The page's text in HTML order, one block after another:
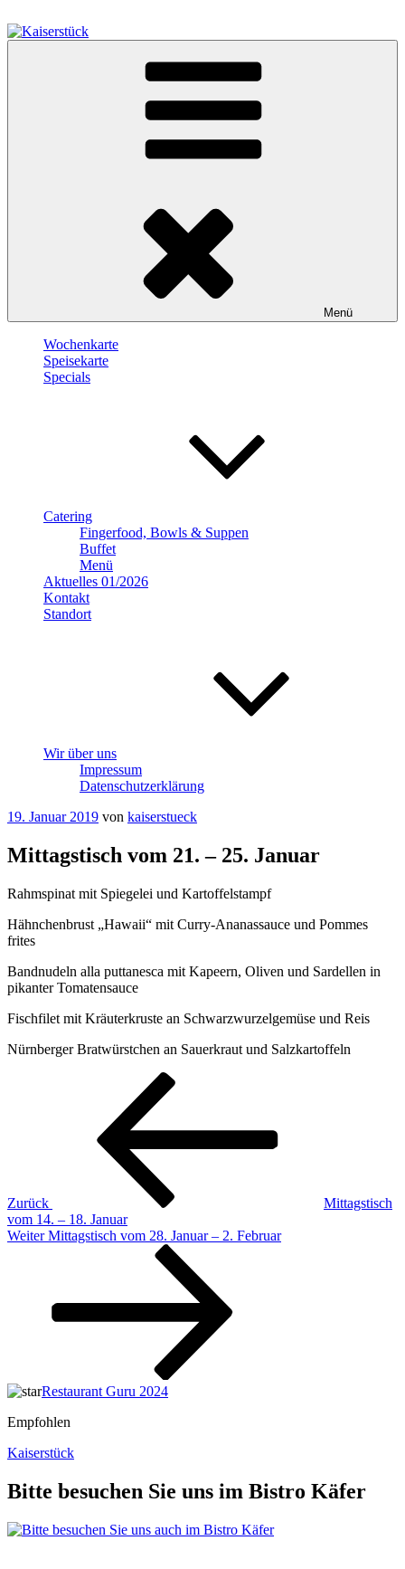
Inhalt
springen
Menü
Wochenkarte
Speisekarte
Specials
Catering
Fingerfood, Bowls & Suppen
Buffet
Menü
Aktuelles 01/2026
Kontakt
Standort
Wir über uns
Impressum
Datenschutzerklärung
Veröffentlicht
19. Januar 2019 von kaiserstueck
Mittagstisch vom 21. – 25. Januar
Rahmspinat mit Spiegelei und Kartoffelstampf
Hähnchenbrust „Hawaii“ mit Curry-Ananassauce und Pommes
frites
Bandnudeln alla puttanesca mit Kapeern, Oliven und Sardellen in
pikanter Tomatensauce
Fischfilet mit Kräuterkruste an Schwarzwurzelgemüse und Reis
Nürnberger Bratwürstchen an Sauerkraut und Salzkartoffeln
Beitragsnavigation
Zurück
Mittagstisch
vom 14. – 18. Januar
Nächster
Weiter Mittagstisch vom 28. Januar – 2. Februar
Restaurant Guru 2024
Empfohlen
Kaiserstück
Bitte besuchen Sie uns im Bistro Käfer